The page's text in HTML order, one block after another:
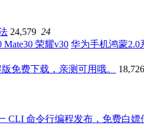
24,579 24
华为手机鸿蒙2.0
免费下载，亲测可用哦。
18,726
CLI 命令行编程发布，免费白嫖